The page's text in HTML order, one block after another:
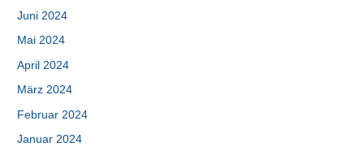
Juni 2024
Mai 2024
April 2024
März 2024
Februar 2024
Januar 2024